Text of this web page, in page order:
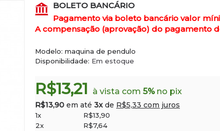
BOLETO BANCÁRIO
Pagamento via boleto bancário valor
A compensação (aprovação) do pagamento
Modelo: maquina de pendulo
Disponibilidade: Em estoque
R$13,21 à vista com 5%no pix
R$13,90 em até 3x de R$5,33 com juros
1x R$13,90
2x
R$7,64